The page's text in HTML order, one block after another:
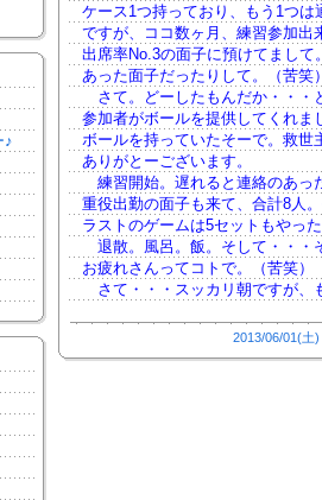
♪
ケース1つ持っており、もう1つ
ですが、ココ数ヶ月、練習参加出
出席率No.3の面子に預けてまし
あった面子だったりして。（苦笑）
さて。どーしたもんだか・・・
参加者がボールを提供してくれま
ボールを持っていたそーで。救世
ありがとーございます。
練習開始。遅れると連絡のあっ
重役出勤の面子も来て、合計8人
ラストのゲームは5セットもやっ
退散。風呂。飯。そして・・・
お疲れさんってコトで。（苦笑）
さて・・・スッカリ朝ですが、
2013/06/01(土)